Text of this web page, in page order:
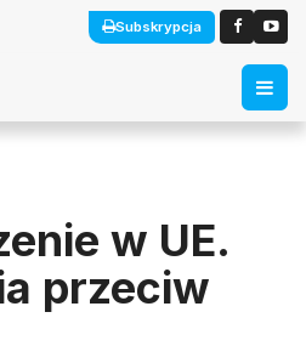
Subskrypcja
w UE.
przeciw